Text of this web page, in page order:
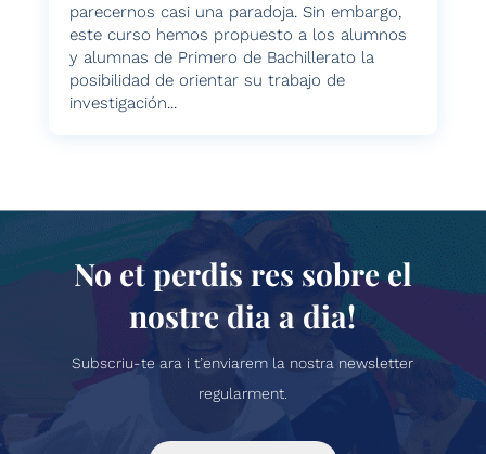
parecernos casi una paradoja. Sin embargo,
este curso hemos propuesto a los alumnos
y alumnas de Primero de Bachillerato la
posibilidad de orientar su trabajo de
investigación...
No et perdis res sobre el
nostre dia a dia!
Subscriu-te ara i t’enviarem la nostra newsletter
regularment.